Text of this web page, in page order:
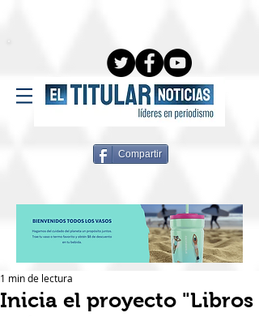
Compartir
Inicia el proyecto "Libros
1 min de lectura